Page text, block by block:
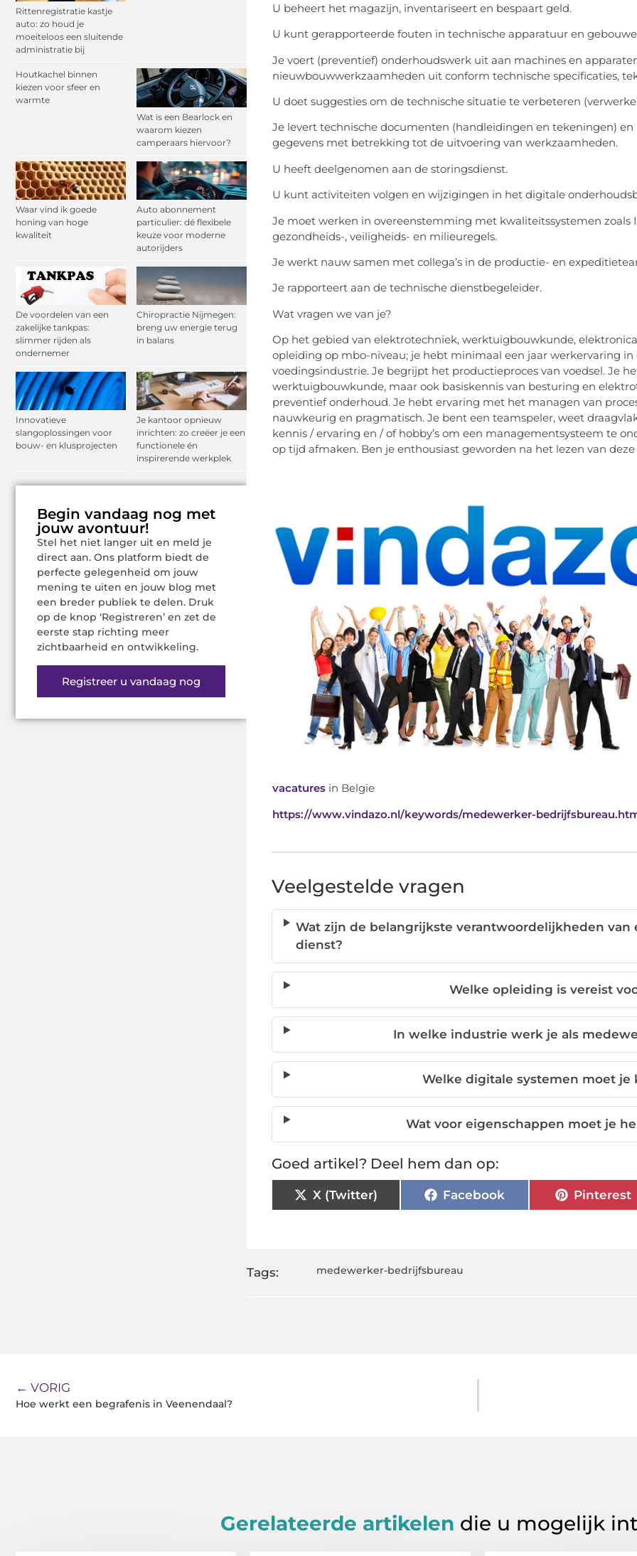
Rittenregistratie kastje
auto: zo houd je
moeiteloos een sluitende
administratie bij
Houtkachel binnen
kiezen voor sfeer en
warmte
Wat is een Bearlock en
waarom kiezen
camperaars hiervoor?
Waar vind ik goede
honing van hoge
kwaliteit
Auto abonnement
particulier: dé flexibele
keuze voor moderne
autorijders
De voordelen van een
zakelijke tankpas:
slimmer rijden als
ondernemer
Chiropractie Nijmegen:
breng uw energie terug
in balans
Innovatieve
slangoplossingen voor
bouw- en klusprojecten
Je kantoor opnieuw
inrichten: zo creëer je een
functionele én
inspirerende werkplek
Begin vandaag nog met
jouw avontuur!
Stel het niet langer uit en meld je
direct aan. Ons platform biedt de
perfecte gelegenheid om jouw
mening te uiten en jouw blog met
een breder publiek te delen. Druk
op de knop ‘Registreren’ en zet de
eerste stap richting meer
zichtbaarheid en ontwikkeling.
Registreer u vandaag nog
U beheert het magazijn, inventariseert en bespaart geld.
U kunt gerapporteerde fouten in technische apparatuur en
Je voert (preventief) onderhoudswerk uit aan machines en
nieuwbouwwerkzaamheden uit conform technische specificaties,
U doet suggesties om de technische situatie te verbeteren
Je levert technische documenten (handleidingen en tekeningen)
gegevens met betrekking tot de uitvoering van werkzaamheden.
U heeft deelgenomen aan de storingsdienst.
U kunt activiteiten volgen en wijzigingen in het digitale
Je moet werken in overeenstemming met kwaliteitssystemen zoals
gezondheids-, veiligheids- en milieuregels.
Je werkt nauw samen met collega’s in de productie- en
Je rapporteert aan de technische dienstbegeleider.
Wat vragen we van je?
Op het gebied van elektrotechniek, werktuigbouwkunde,
opleiding op mbo-niveau; je hebt minimaal een jaar werkervaring
voedingsindustrie. Je begrijpt het productieproces van voedsel. Je
werktuigbouwkunde, maar ook basiskennis van besturing en
preventief onderhoud. Je hebt ervaring met het managen van
nauwkeurig en pragmatisch. Je bent een teamspeler, weet
kennis / ervaring en / of hobby’s om een ​​managementsysteem te
op tijd afmaken. Ben je enthousiast geworden na het lezen van
vacatures in Belgie
https://www.vindazo.nl/keywords/medewerker-
Veelgestelde vragen
Wat zijn de belangrijkste verantwoordelijkheden
dienst?
Welke opleiding is vereist
In welke industrie werk je als
Welke digitale systemen moet je
Wat voor eigenschappen moet je
Goed artikel? Deel hem dan op:
X (Twitter) Facebook Pinterest
Tags: medewerker-bedrijfsbureau
← VORIG
Hoe werkt een begrafenis in Veenendaal?
Gerelateerde artikelen die u mogelijk